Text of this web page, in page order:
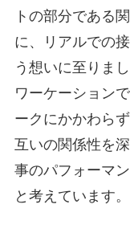
トの部分である
に、リアルでの
う想いに至りまし
ワーケーション
ークにかかわら
互いの関係性を
事のパフォーマ
と考えています。